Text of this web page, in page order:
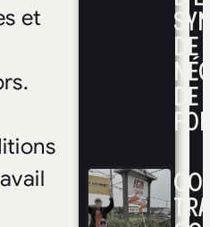
DE
DE
FOI
et